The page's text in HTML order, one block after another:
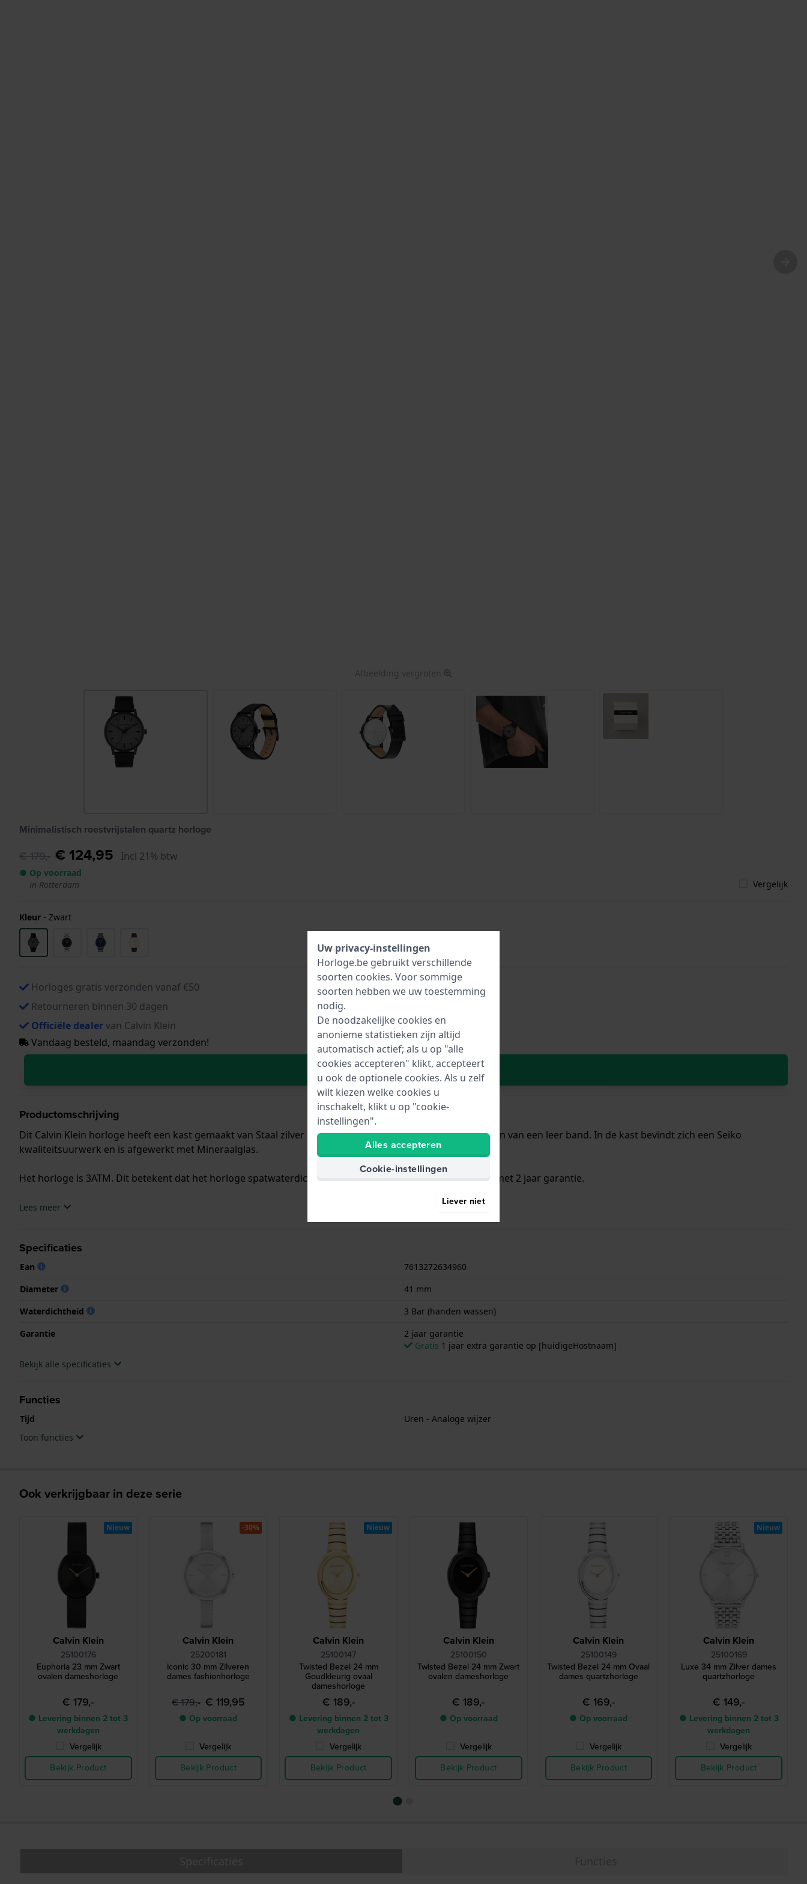
Afbeelding vergroten
Minimalistisch roestvrijstalen quartz horloge
€ 179,- € 124,95 Incl 21% btw
● Op voorraad
in Rotterdam
Vergelijk
Kleur - Zwart
Horloges gratis verzonden vanaf €50
Retourneren binnen 30 dagen
Officiële dealervan Calvin Klein
Vandaag besteld, maandag verzonden!
In Winkelwagen
Productomschrijving
Dit Calvin Klein horloge heeft een kast gemaakt van Staal zilver met een diameter van 41 mm en is voorzien van een leer band. In de kast bevindt zich een Seiko
kwaliteitsuurwerk en is afgewerkt met Mineraalglas.
Het horloge is 3ATM. Dit betekent dat het horloge spatwaterdicht is.. Verder wordt het horloge geleverd met 2 jaar garantie.
.Lees meer
Specificaties
Ean
7613272634960
Diameter
41 mm
Waterdichtheid
3 Bar (handen wassen)
Garantie
2 jaar garantie
Gratis 1 jaar extra garantie op [huidigeHostnaam]
Bekijk alle specificaties
Functies
Tijd
Uren - Analoge wijzer
Toon functies
Ook verkrijgbaar in deze serie
Calvin Klein
25100176
Euphoria 23 mm Zwart
ovalen dameshorloge
€ 179,-
● Levering binnen 2 tot 3
werkdagen
Vergelijk
Bekijk Product
Nieuw
Calvin Klein
25200181
Iconic 30 mm Zilveren
dames fashionhorloge
€ 179,- € 119,95
● Op voorraad
Vergelijk
Bekijk Product
-30%
Calvin Klein
25100147
Twisted Bezel 24 mm
Goudkleurig ovaal
dameshorloge
€ 189,-
● Levering binnen 2 tot 3
werkdagen
Vergelijk
Bekijk Product
Nieuw
Calvin Klein
25100150
Twisted Bezel 24 mm Zwart
ovalen dameshorloge
€ 189,-
● Op voorraad
Vergelijk
Bekijk Product
Calvin Klein
25100149
Twisted Bezel 24 mm Ovaal
dames quartzhorloge
€ 169,-
● Op voorraad
Vergelijk
Bekijk Product
Calvin Klein
25100169
Luxe 34 mm Zilver dames
quartzhorloge
€ 149,-
● Levering binnen 2 tot 3
werkdagen
Vergelijk
Bekijk Product
Nieuw
Uw privacy-instellingen
Horloge.be gebruikt verschillende
soorten cookies. Voor sommige
soorten hebben we uw toestemming
nodig.
De noodzakelijke cookies en
anonieme statistieken zijn altijd
automatisch actief; als u op "alle
cookies accepteren" klikt, accepteert
u ook de optionele cookies. Als u zelf
wilt kiezen welke cookies u
inschakelt, klikt u op "cookie-
instellingen".
Alles accepteren
Cookie-instellingen
Liever niet